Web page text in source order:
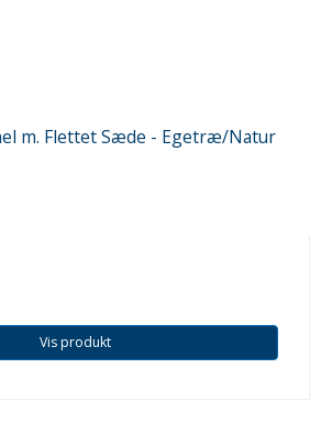
m. Flettet Sæde - Egetræ/Natur
Vis produkt